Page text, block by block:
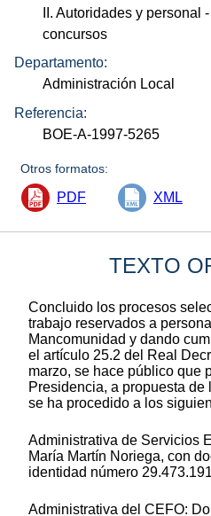
II. Autoridades y personal
concursos
Departamento:
Administración Local
Referencia:
BOE-A-1997-5265
Otros formatos:
PDF XML
TEXTO
Concluido los procesos
trabajo reservados a
Mancomunidad y dando
el artículo 25.2 del Real
marzo, se hace público que
Presidencia, a propuesta
se ha procedido a los
Administrativa de Servicios
María Martín Noriega, con
identidad número
Administrativa del CEFO: